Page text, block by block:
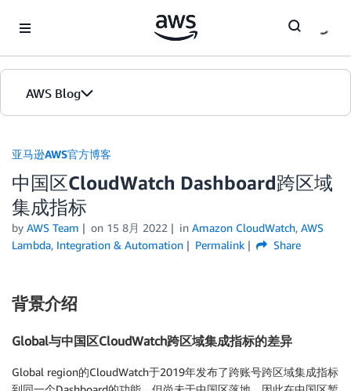
AWS Blog
首页
版本
亚马逊AWS官方博客
中国区CloudWatch Dashboard跨区域
集成指标
by AWS Team on 15 8月 2022 in Amazon CloudWatch, AWS
Lambda, Integration & Automation Permalink Share
背景介绍
Global与中国区CloudWatch跨区域集成指标的差异
Global region的CloudWatch于2019年发布了跨账号跨区域集成指标